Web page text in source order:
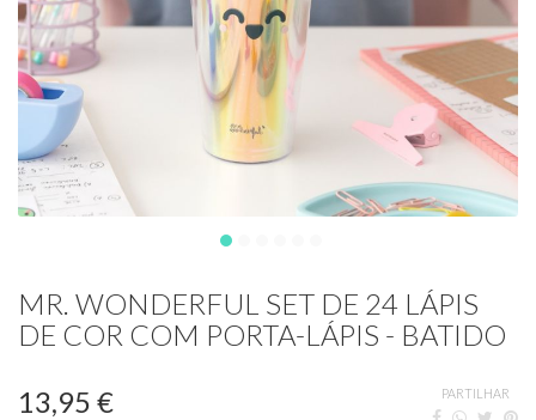
MR. WONDERFUL SET DE 24 LÁPIS
DE COR COM PORTA-LÁPIS - BATIDO
13,95 € PARTILHAR